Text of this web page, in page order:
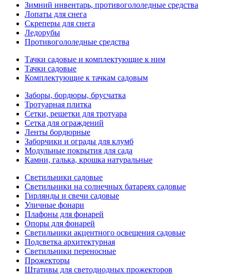
Зимний инвентарь, противогололедные средства
Лопаты для снега
Скреперы для снега
Ледорубы
Противогололедные средства
Тачки садовые и комплектующие к ним
Тачки садовые
Комплектующие к тачкам садовым
Заборы, бордюры, брусчатка
Тротуарная плитка
Сетки, решетки для тротуара
Сетка для ограждений
Ленты бордюрные
Заборчики и ограды для клумб
Модульные покрытия для сада
Камни, галька, крошка натуральные
Светильники садовые
Светильники на солнечных батареях садовые
Гирлянды и свечи садовые
Уличные фонари
Плафоны для фонарей
Опоры для фонарей
Светильники акцентного освещения садовые
Подсветка архитектурная
Светильники переносные
Прожекторы
Штативы для светодиодных прожекторов